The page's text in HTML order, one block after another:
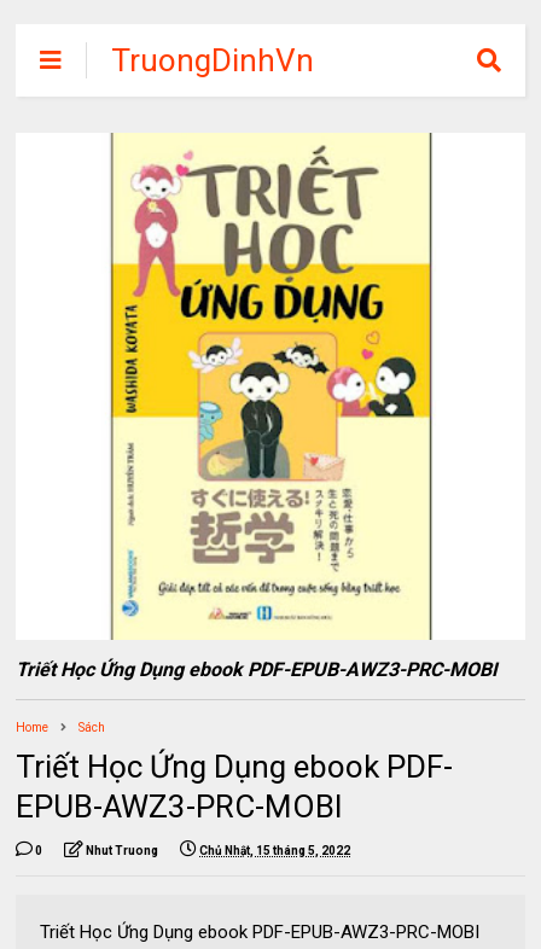
TruongDinhVn
Chia sẽ ebook,
các khóa học,
phần mềm học
tập miễn phí
Triết Học Ứng Dụng ebook PDF-EPUB-AWZ3-PRC-MOBI
Home Sách
Triết Học Ứng Dụng ebook PDF-
EPUB-AWZ3-PRC-MOBI
0 Nhut Truong Chủ Nhật, 15 tháng 5, 2022
Triết Học Ứng Dụng ebook PDF-EPUB-AWZ3-PRC-MOBI